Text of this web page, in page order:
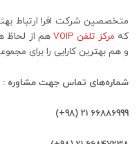
متخصصین شرکت افرا ارتباط
که مرکز تلفن VOIP
هم از لحاظ
و هم بهترین کارایی را برای
شماره‌های تماس جهت مشاوره :
66886999 21 (98+)